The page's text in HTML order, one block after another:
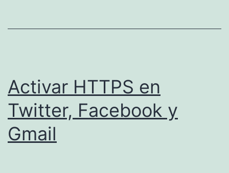
Activar HTTPS en
Twitter, Facebook y
Gmail